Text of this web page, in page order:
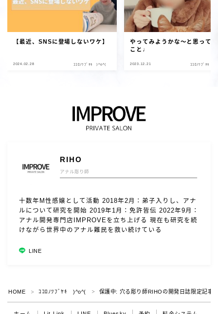
【最近、SNSに登場しないワケ】
2024.02.28 ｺｺﾛﾉﾂﾌﾞﾔｷ )^o^(
やってみようかな～と思って
こと♩
2023.12.21 ｺｺﾛﾉﾂﾌﾞﾔｷ
RIHO
アナル彫り師
十数年M性感嬢として活動 2018年2月：弟子入りし、アナ
ルについて研究を開始 2019年1月：免許皆伝 2022年9月：
アナル開発専門店IMPROVEを立ち上げる 現在も研究を続
けながら世界中のアナル難民を救い続けている
LINE
HOME ＞ ｺｺﾛﾉﾂﾌﾞﾔｷ )^o^( ＞ 保護中: 穴る彫り師RIHOの開発日誌限定記事